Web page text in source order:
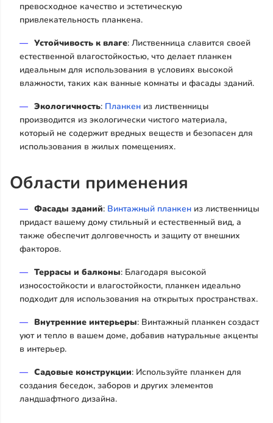
превосходное качество и эстетическую
привлекательность планкена.
Устойчивость к влаге: Лиственница славится своей
естественной влагостойкостью, что делает планкен
идеальным для использования в условиях высокой
влажности, таких как ванные комнаты и фасады зданий.
Экологичность: Планкен из лиственницы
производится из экологически чистого материала,
который не содержит вредных веществ и безопасен для
использования в жилых помещениях.
Области применения
Фасады зданий: Винтажный планкен из лиственницы
придаст вашему дому стильный и естественный вид, а
также обеспечит долговечность и защиту от внешних
факторов.
Террасы и балконы: Благодаря высокой
износостойкости и влагостойкости, планкен идеально
подходит для использования на открытых пространствах.
Внутренние интерьеры: Винтажный планкен создаст
уют и тепло в вашем доме, добавив натуральные акценты
в интерьер.
Садовые конструкции: Используйте планкен для
создания беседок, заборов и других элементов
ландшафтного дизайна.